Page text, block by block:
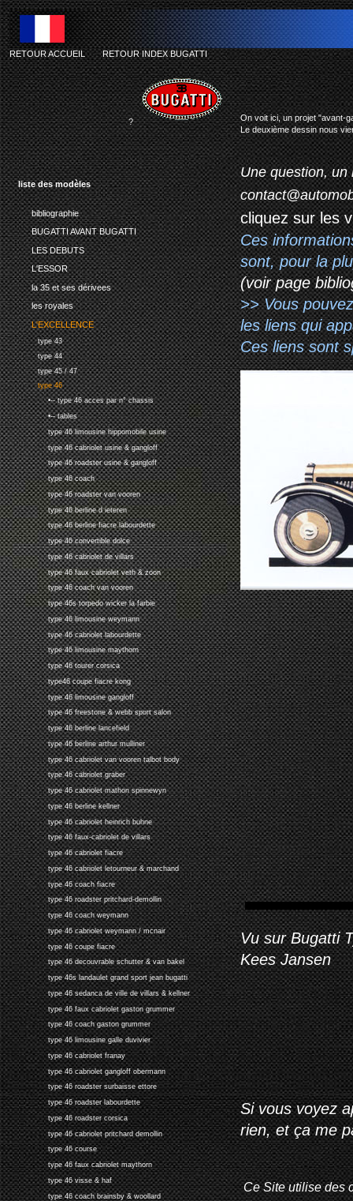
liste des modèles
bibliographie
BUGATTI AVANT BUGATTI
LES DEBUTS
L'ESSOR
la 35 et ses dérivees
les royales
L'EXCELLENCE
type 43
type 44
type 45 / 47
type 46
•-- type 46 acces par n° chassis
•-- tables
type 46 limousine hippomobile usine
type 46 cabriolet usine & gangloff
type 46 roadster usine & gangloff
type 46 coach
type 46 roadster van vooren
type 46 berline d ieteren
type 46 berline fiacre labourdette
type 46 convertible dolce
type 46 cabriolet de villars
type 46 faux cabriolet veth & zoon
type 46 coach van vooren
type 46s torpedo wicker la farbie
type 46 limousine weymann
type 46 cabriolet labourdette
type 46 limousine maythorn
type 46 tourer corsica
type46 coupe fiacre kong
type 46 limousine gangloff
type 46 freestone & webb sport salon
type 46 berline lancefield
type 46 berline arthur mulliner
type 46 cabriolet van vooren talbot body
type 46 cabriolet graber
type 46 cabriolet mathon spinnewyn
type 46 berline kellner
type 46 cabriolet heinrich buhne
type 46 faux-cabriolet de villars
type 46 cabriolet fiacre
type 46 cabriolet letourneur & marchand
type 46 coach fiacre
type 46 roadster pritchard-demollin
type 46 coach weymann
type 46 cabriolet weymann / mcnair
type 46 coupe fiacre
type 46 decouvrable schutter & van bakel
type 46s landaulet grand sport jean bugatti
type 46 sedanca de ville de villars & kellner
type 46 faux cabriolet gaston grummer
type 46 coach gaston grummer
type 46 limousine galle duvivier
type 46 cabriolet franay
type 46 cabriolet gangloff obermann
type 46 roadster surbaisse ettore
type 46 roadster labourdette
type 46 roadster corsica
type 46 cabriolet pritchard demollin
type 46 course
type 46 faux cabriolet maythorn
type 46 visse & haf
type 46 coach brainsby & woollard
RETOUR ACCUEIL-RETOUR INDEX BUGATTI
?
On voit ici, un projet "avant-
Le deuxième dessin nous
Une question, un
cliquez sur les
Ces
sont, pour la
(voir page
>> Vous
les liens qui
Ces liens sont
Vu sur Bugatti
Kees Jansen
Si vous voyez
rien, et ça me
Ce Site utilise des